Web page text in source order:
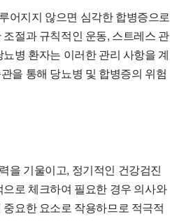
어지지 않으면 심각한 합병증으로
절과 규칙적인 운동, 스트레스 관
병 환자는 이러한 관리 사항을 계
을 통해 당뇨병 및 합병증의 위험
을 기울이고, 정기적인 건강검진
로 체크하여 필요한 경우 의사와
요한 요소로 작용하므로 적극적